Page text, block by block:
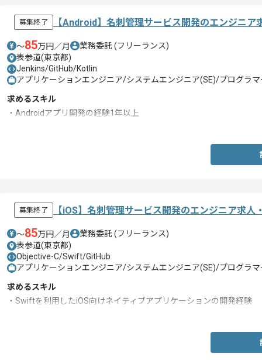
募集終了 【Android】名刺管理サービス開発のエンジニア
〜85万円／月 業務委託 (フリーランス)
表参道(東京都)
Jenkins/GitHub/Kotlin
アプリケーションエンジニア/システムエンジニア(SE)/プログラマ
求めるスキル
・Androidアプリ開発の経験1年以上
募集終了 【iOS】名刺管理サービス開発のエンジニア求人
〜85万円／月 業務委託 (フリーランス)
表参道(東京都)
Objective-C/Swift/GitHub
アプリケーションエンジニア/システムエンジニア(SE)/プログラマ
求めるスキル
・Swiftを利用したiOS向けネイティブアプリケーションの開発経験